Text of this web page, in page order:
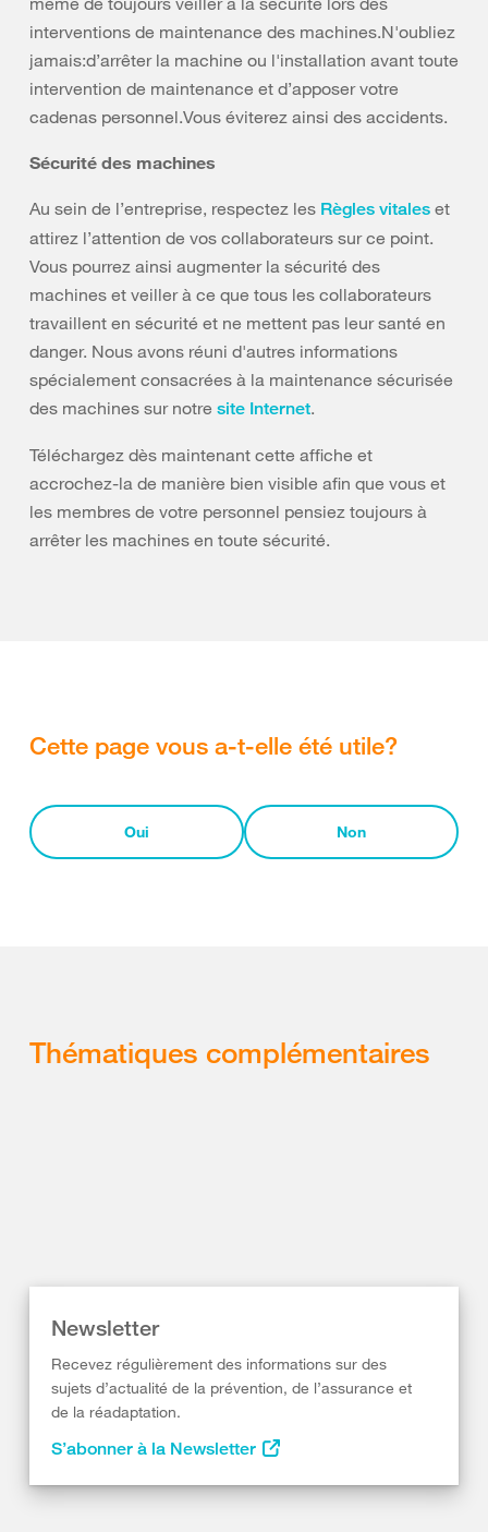
interventions de maintenance des machines.N'oubliez
jamais:d’arrêter la machine ou l'installation avant toute
intervention de maintenance et d’apposer votre
cadenas personnel.Vous éviterez ainsi des accidents.
Sécurité des machines
Au sein de l’entreprise, respectez les Règles vitales et
attirez l’attention de vos collaborateurs sur ce point.
Vous pourrez ainsi augmenter la sécurité des
machines et veiller à ce que tous les collaborateurs
travaillent en sécurité et ne mettent pas leur santé en
danger. Nous avons réuni d'autres informations
spécialement consacrées à la maintenance sécurisée
des machines sur notre site Internet.
Téléchargez dès maintenant cette affiche et
accrochez-la de manière bien visible afin que vous et
les membres de votre personnel pensiez toujours à
arrêter les machines en toute sécurité.
Cette page vous a-t-elle été utile?
Oui Non
Thématiques complémentaires
Newsletter
Recevez régulièrement des informations sur des
sujets d’actualité de la prévention, de l’assurance et
de la réadaptation.
S’abonner à la Newsletter